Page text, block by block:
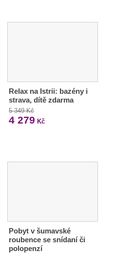
Relax na Istrii: bazény i
strava, dítě zdarma
5 349 Kč
4 279 Kč
Pobyt v šumavské
roubence se snídaní či
polopenzí